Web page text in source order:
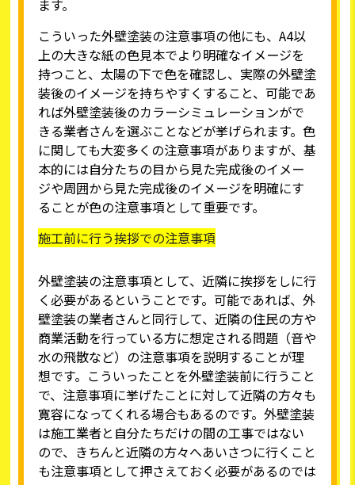
ます。
こういった外壁塗装の注意事項の他にも、A4以
上の大きな紙の色見本でより明確なイメージを
持つこと、太陽の下で色を確認し、実際の外壁塗
装後のイメージを持ちやすくすること、可能であ
れば外壁塗装後のカラーシミュレーションがで
きる業者さんを選ぶことなどが挙げられます。色
に関しても大変多くの注意事項がありますが、基
本的には自分たちの目から見た完成後のイメー
ジや周囲から見た完成後のイメージを明確にす
ることが色の注意事項として重要です。
施工前に行う挨拶での注意事項
外壁塗装の注意事項として、近隣に挨拶をしに行
く必要があるということです。可能であれば、外
壁塗装の業者さんと同行して、近隣の住民の方や
商業活動を行っている方に想定される問題（音や
水の飛散など）の注意事項を説明することが理
想です。こういったことを外壁塗装前に行うこと
で、注意事項に挙げたことに対して近隣の方々も
寛容になってくれる場合もあるのです。外壁塗装
は施工業者と自分たちだけの間の工事ではない
ので、きちんと近隣の方々へあいさつに行くこと
も注意事項として押さえておく必要があるのでは